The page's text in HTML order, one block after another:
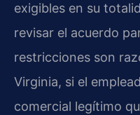
exigibles en su
revisar el acuerdo
restricciones son
Virginia, si el
comercial legítimo